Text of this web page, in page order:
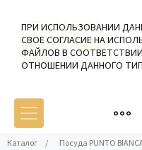
Каталог / Посуда PUNTO
ПРИ ИСПОЛЬЗОВАНИИ
СВОЕ СОГЛАСИЕ НА
ФАЙЛОВ В
ОТНОШЕНИИ ДАННОГО